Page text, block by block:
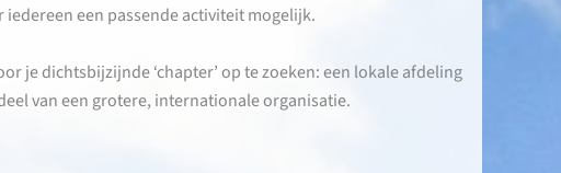
een passende activiteit mogelijk.
je dichtsbijzijnde ‘chapter’ op te zoeken: een lokale afdeling
van een grotere, internationale organisatie.